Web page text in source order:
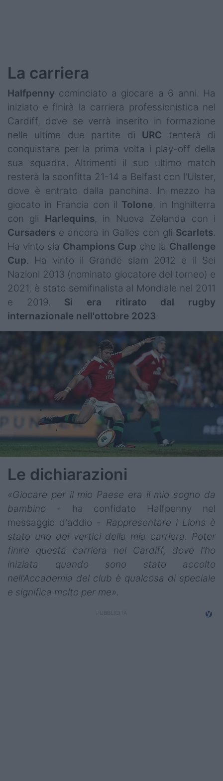
La carriera
Halfpenny cominciato a giocare a 6 anni. Ha
iniziato e finirà la carriera professionistica nel
Cardiff, dove se verrà inserito in formazione
nelle ultime due partite di URC tenterà di
conquistare per la prima volta i play-off della
sua squadra. Altrimenti il suo ultimo match
resterà la sconfitta 21-14 a Belfast con l'Ulster,
dove è entrato dalla panchina. In mezzo ha
giocato in Francia con il Tolone, in Inghilterra
con gli Harlequins, in Nuova Zelanda con i
Cursaders e ancora in Galles con gli Scarlets.
Ha vinto sia Champions Cup che la Challenge
Cup. Ha vinto il Grande slam 2012 e il Sei
Nazioni 2013 (nominato giocatore del torneo) e
2021, è stato semifinalista al Mondiale nel 2011
e 2019. Si era ritirato dal rugby
internazionale nell'ottobre 2023.
Le dichiarazioni
«Giocare per il mio Paese era il mio sogno da
bambino - ha confidato Halfpenny nel
messaggio d'addio - Rappresentare i Lions è
stato uno dei vertici della mia carriera. Poter
finire questa carriera nel Cardiff, dove l'ho
iniziata quando sono stato accolto
nell'Accademia del club è qualcosa di speciale
e significa molto per me».